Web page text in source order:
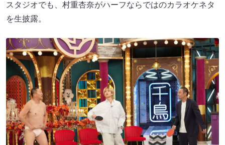
スタジオでも、村重杏奈がハーフならではのカラオケネタ
を生披露。